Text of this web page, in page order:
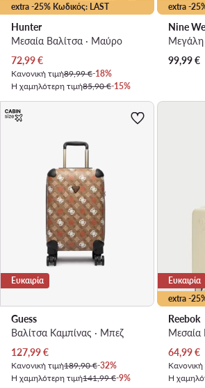
extra -25% Κωδικός: LAST
Hunter
Μεσαία Βαλίτσα · Μαύρο
Τρέχουσα τιμή
72,99€
Κανονική τιμή89,99 €-18%
Η χαμηλότερη τιμή85,90 €-15%
extra -
Nine
99,99€
Ευκαιρία
Guess
Βαλίτσα Καμπίνας · Μπεζ
Τρέχουσα τιμή
127,99€
Κανονική τιμή189,90 €-32%
Η χαμηλότερη τιμή141,99 €-9%
extra -
Ευκαιρία
Reebok
Μεσαία
64,99€
Κανονική
Η